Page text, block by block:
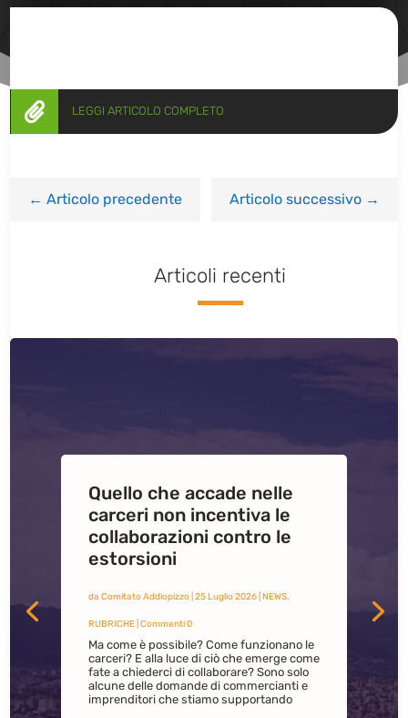
 LEGGI ARTICOLO COMPLETO
←Articolo precedente Articolo successivo→
Articoli recenti
Quello che accade nelle
carceri non incentiva le
collaborazioni contro le
estorsioni
da Comitato Addiopizzo| 25 Luglio 2026| NEWS,
RUBRICHE| Commenti 0
Ma come è possibile? Come funzionano le
carceri? E alla luce di ciò che emerge come
fate a chiederci di collaborare? Sono solo
alcune delle domande di commercianti e
imprenditori che stiamo supportando
L’inclusione dei più piccoli
come antidoto alla
sopraffazione mafiosa nel
territorio di San Lorenzo
daComitato Addiopizzo |23 Luglio 2026|ADDIOPIZZO,
ATTIVITA' ADDIOPIZZO,NEWS| Commenti 0
Abbiamo incontrato i bambini